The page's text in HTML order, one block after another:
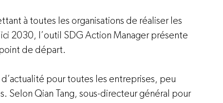
à toutes les organisations de réaliser les
2030, l’outil SDG Action Manager présente
de départ.
pour toutes les entreprises, peu
Selon Qian Tang, sous-directeur général pour